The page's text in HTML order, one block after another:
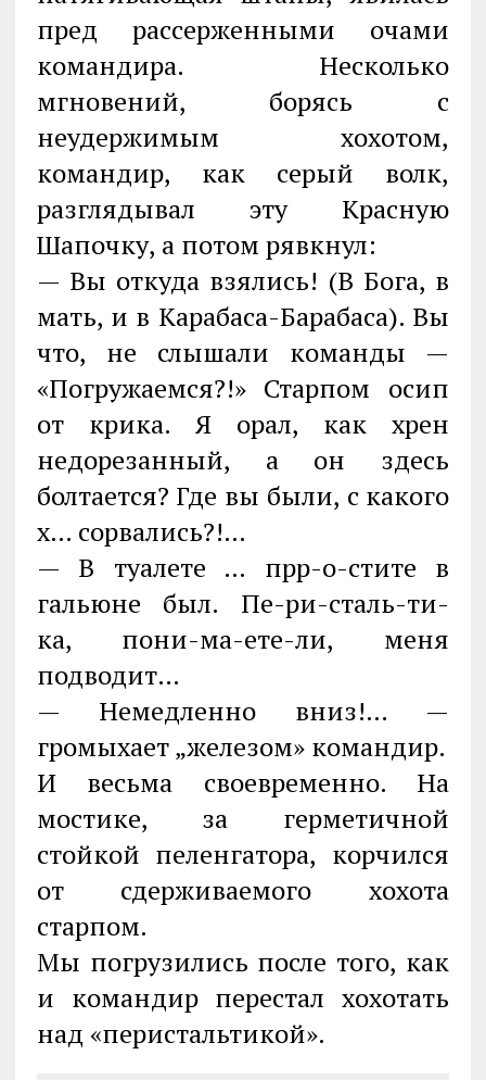
пред рассерженными очами
командира. Несколько
мгновений, борясь с
неудержимым хохотом,
командир, как серый волк,
разглядывал эту Красную
Шапочку, а потом рявкнул:
— Вы откуда взялись! (В Бога, в
мать, и в Карабаса-Барабаса). Вы
что, не слышали команды —
«Погружаемся?!» Старпом осип
от крика. Я орал, как хрен
недорезанный, а он здесь
болтается? Где вы были, с какого
х… сорвались?!…
— В туалете … прр-о-стите в
гальюне был. Пе-ри-сталь-ти-
ка, пони-ма-ете-ли, меня
подводит…
— Немедленно вниз!… —
громыхает „железом» командир.
И весьма своевременно. На
мостике, за герметичной
стойкой пеленгатора, корчился
от сдерживаемого хохота
старпом.
Мы погрузились после того, как
и командир перестал хохотать
над «перистальтикой».